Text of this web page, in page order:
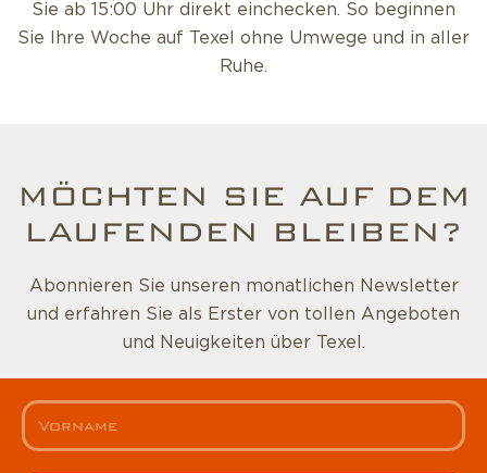
Sie ab 15:00 Uhr direkt einchecken. So beginnen
Sie Ihre Woche auf Texel ohne Umwege und in aller
Ruhe.
MÖCHTEN SIE AUF DEM
LAUFENDEN BLEIBEN?
Abonnieren Sie unseren monatlichen Newsletter
und erfahren Sie als Erster von tollen Angeboten
und Neuigkeiten über Texel.